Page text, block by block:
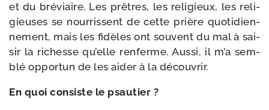
et du bré­viaire. Les prêtres, les reli­gieux, les reli­
gieuses se nour­rissent de cette prière quo­ti­dien­
ne­ment, mais les fidèles ont sou­vent du mal à sai­
sir la richesse qu’elle ren­ferme. Aussi, il m’a sem­
blé oppor­tun de les aider à la découvrir.
En quoi consiste le psautier ?